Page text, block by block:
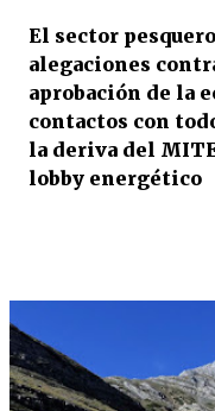
El sector
alegaciones
aprobación de la
contactos con
la deriva del
lobby energético